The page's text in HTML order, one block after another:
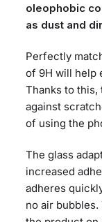
oleophobic
as dust and
Perfectly
of 9H will help
Thanks to
against
of using the
The glass
increased
adheres
no air